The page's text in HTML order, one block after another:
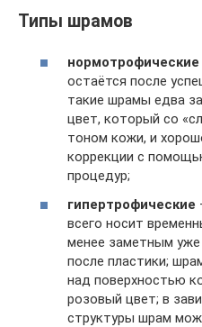
Типы шрамов
нормотрофические
остаётся после
такие шрамы едва
цвет, который со
тоном кожи, и
коррекции с
процедур;
гипертрофические
всего носит
менее заметным уже
после пластики;
над поверхностью
розовый цвет; в
структуры шрам